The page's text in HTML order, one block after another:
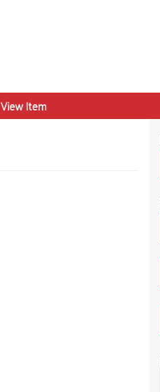
View Item